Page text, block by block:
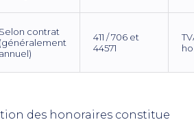
Selon contrat
(généralement
annuel)
411 / 706 et
44571
des honoraires constitue